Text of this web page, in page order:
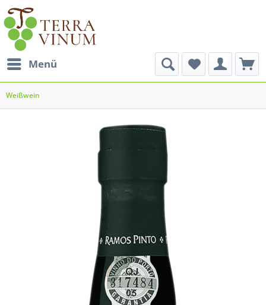
Menü
Weißwein